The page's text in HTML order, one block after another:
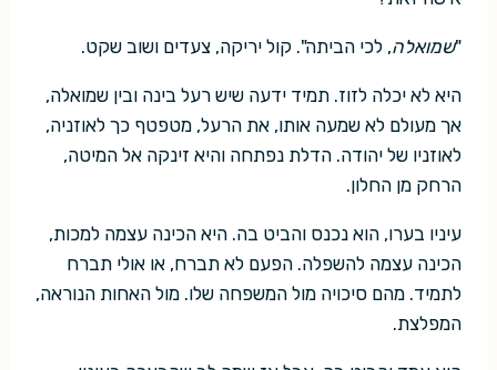
"שמואלה, לכי הביתה". קול יריקה, צעדים ושוב שקט.
היא לא יכלה לזוז. תמיד ידעה שיש רעל בינה ובין שמואלה,
אך מעולם לא שמעה אותו, את הרעל, מטפטף כך לאוזניה,
לאוזניו של יהודה. הדלת נפתחה והיא זינקה אל המיטה,
הרחק מן החלון.
עיניו בערו, הוא נכנס והביט בה. היא הכינה עצמה למכות,
הכינה עצמה להשפלה. הפעם לא תברח, או אולי תברח
לתמיד. מהם סיכויה מול המשפחה שלו. מול האחות הנוראה,
המפלצת.